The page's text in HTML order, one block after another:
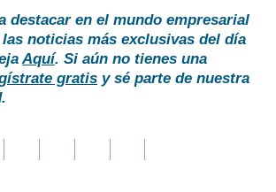
destacar en el mundo empresarial
noticias más exclusivas del día
Aquí. Si aún no tienes una
gratis y sé parte de nuestra